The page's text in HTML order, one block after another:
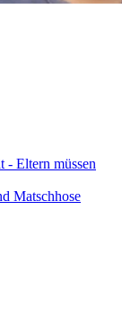
- Eltern müssen
Matschhose